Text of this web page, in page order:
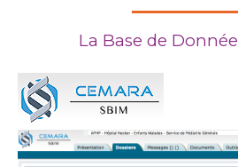
La Base de